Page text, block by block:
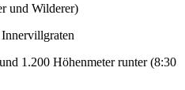
und Wilderer)
1.200 Höhenmeter runter (8:30